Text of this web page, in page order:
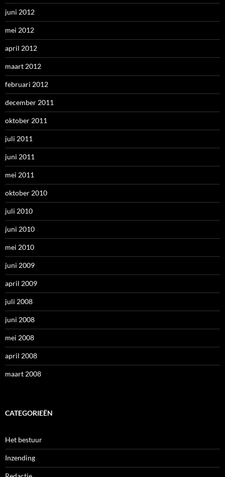
juni 2012
mei 2012
april 2012
maart 2012
februari 2012
december 2011
oktober 2011
juli 2011
juni 2011
mei 2011
oktober 2010
juli 2010
juni 2010
mei 2010
juni 2009
april 2009
juli 2008
juni 2008
mei 2008
april 2008
maart 2008
CATEGORIEËN
Het bestuur
Inzending